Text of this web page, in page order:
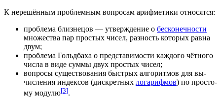
К не­ре­шён­ным проблемным вопросам арифметики относятся:
проблема близ­не­цов — ут­вер­жде­ние о бесконечности
множества пар про­стых чи­сел, раз­ность ко­то­рых рав­на
двум;
про­бле­ма Гольд­ба­ха о пред­ста­ви­мо­сти ка­ж­до­го чёт­но­го
чис­ла в ви­де сум­мы двух про­стых чисел;
во­про­сы су­ще­ст­во­ва­ния бы­ст­рых ал­го­рит­мов для вы­
чис­ле­ния ин­дек­сов (дис­крет­ных ло­га­риф­мов) по про­сто­
му мо­ду­лю[3].